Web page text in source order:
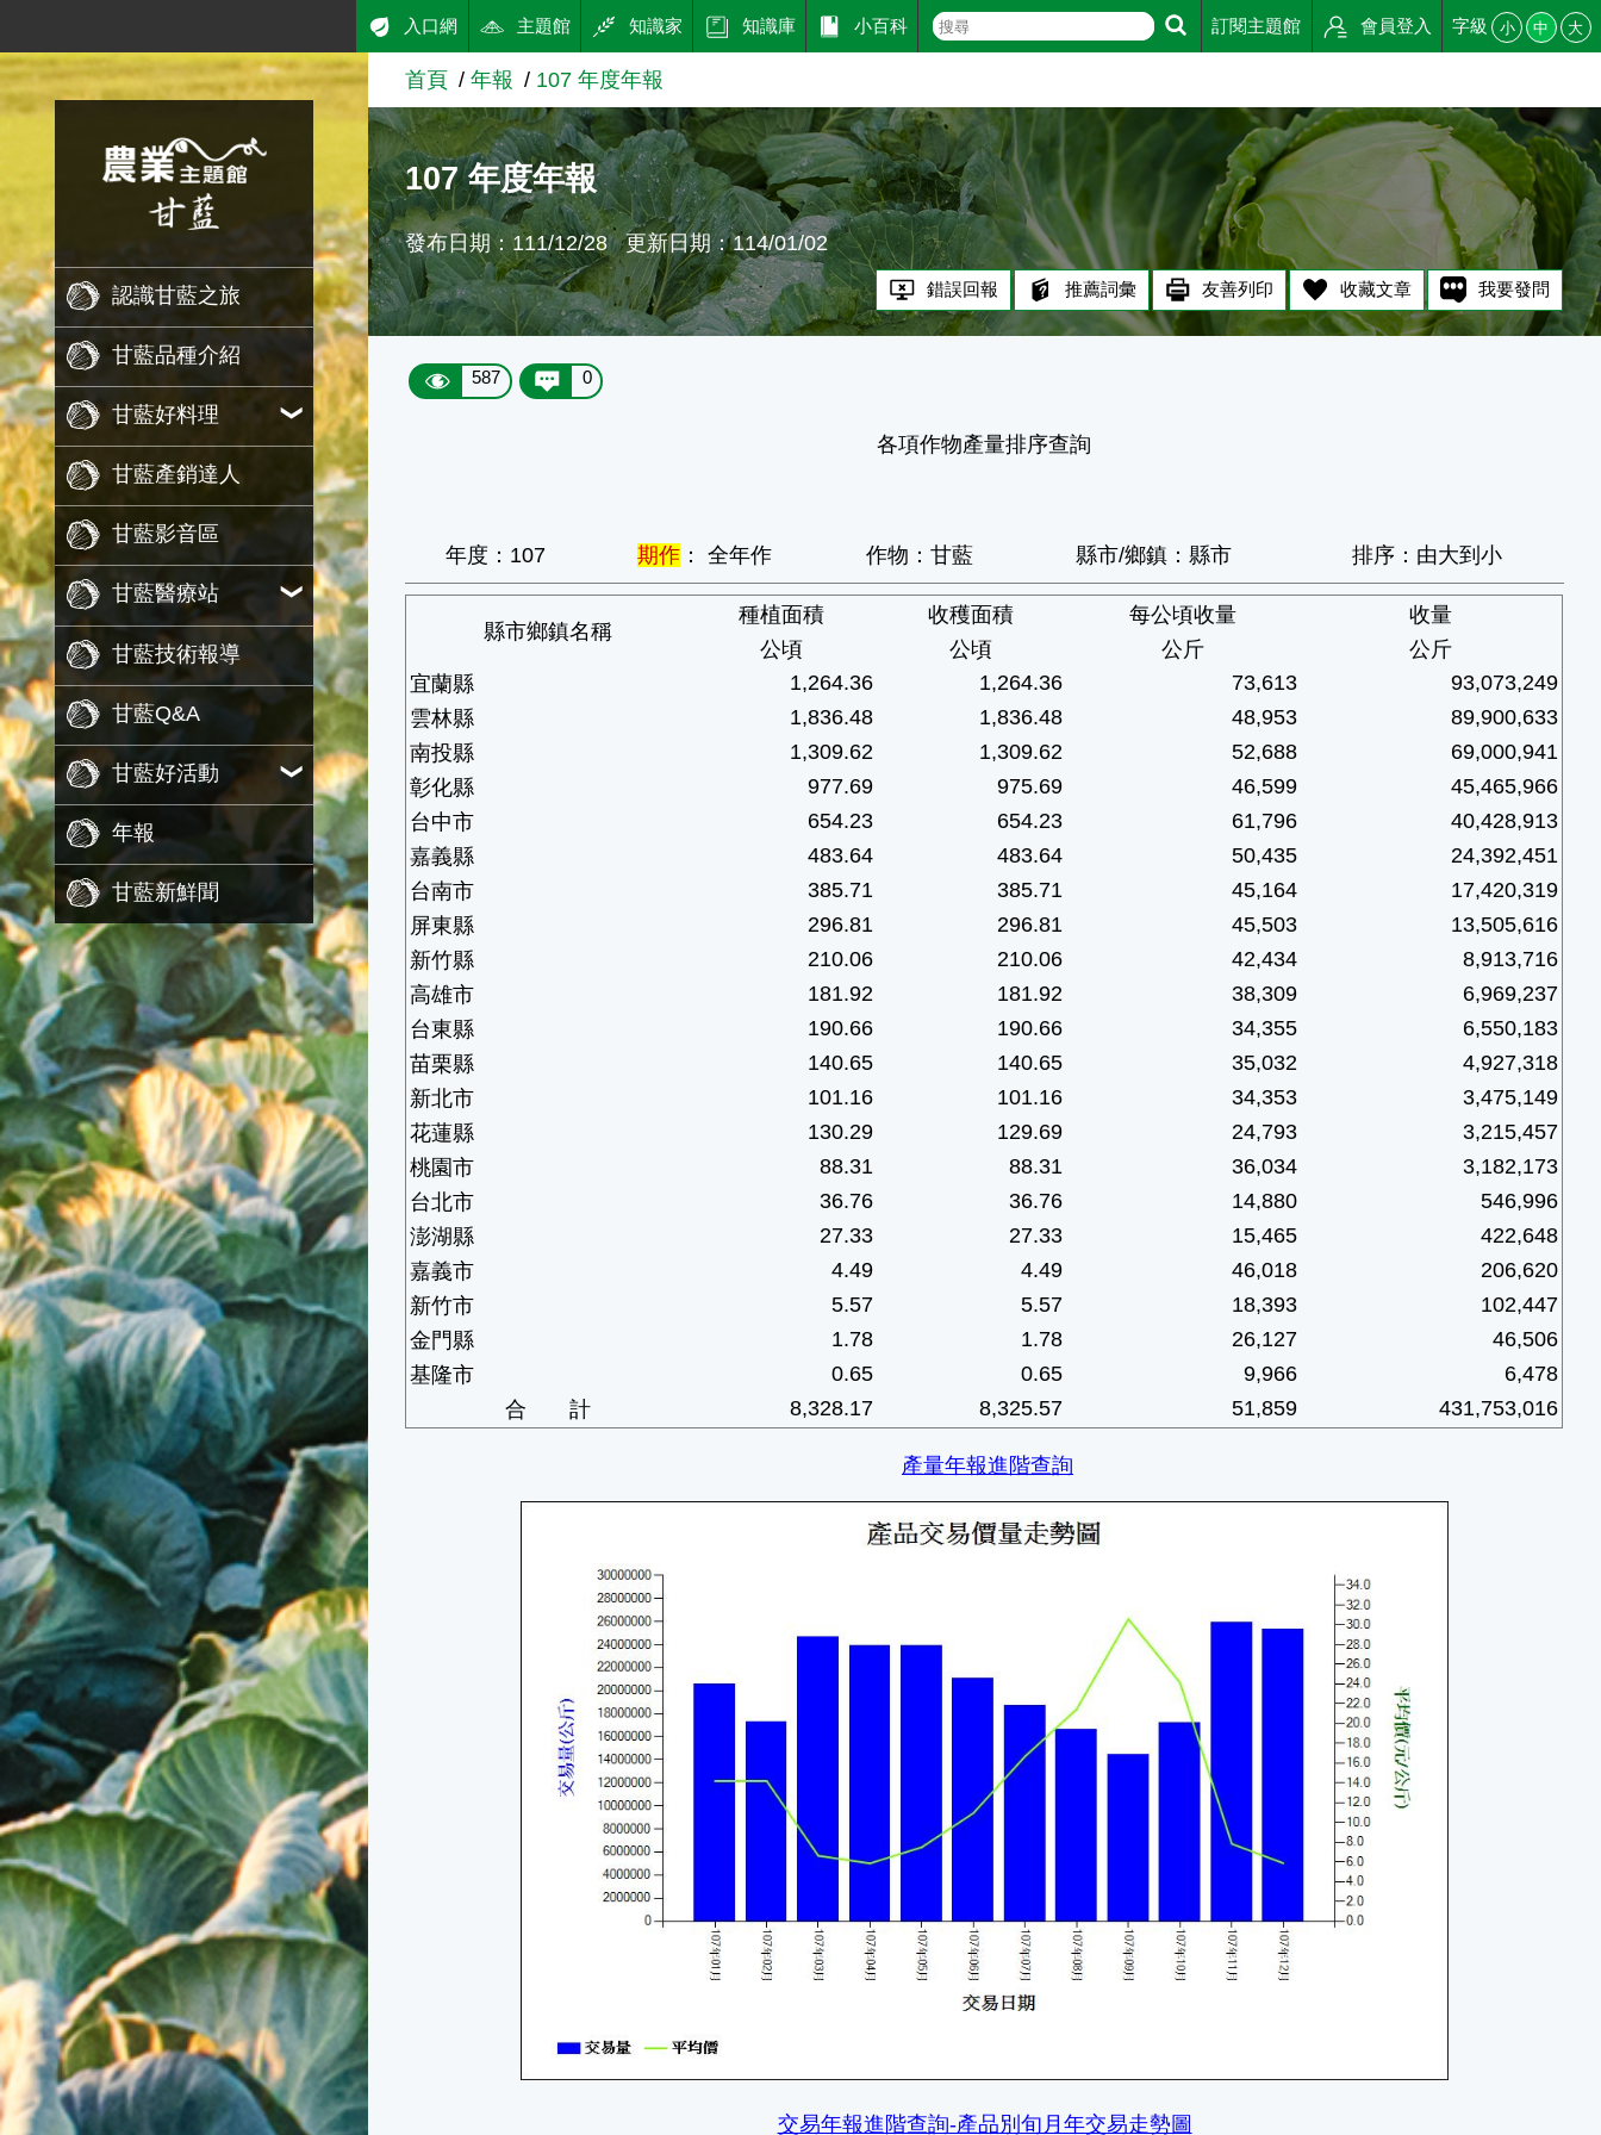
跳到主要內容
農業知識入口網
認識甘藍之旅
甘藍品種介紹
甘藍好料理
甘藍產銷達人
甘藍影音區
甘藍醫療站
甘藍技術報導
甘藍Q&A
甘藍好活動
年報
甘藍新鮮聞
入口網 主題館 知識家 知識庫 小百科 訂閱主題館 會員登入 字級 小 中 大
首頁 年報 107 年度年報
107 年度年報
發布日期：111/12/28 更新日期：114/01/02
錯誤回報 推薦詞彙 友善列印 收藏文章 我要發問
587 0
各項作物產量排序查詢
年度：107 期作 ： 全年作 作物：甘藍 縣市/鄉鎮：縣市 排序：由大到小
縣市鄉鎮名稱
種植面積 收穫面積 每公頃收量
收量
公頃
公頃 公斤
公斤
宜蘭縣
1,264.36 1,264.36 73,613
93,073,249
雲林縣
1,836.48 1,836.48 48,953
89,900,633
南投縣
1,309.62 1,309.62 52,688
69,000,941
彰化縣
977.69 975.69 46,599
45,465,966
台中市
654.23 654.23 61,796
40,428,913
嘉義縣
483.64 483.64 50,435
24,392,451
台南市
385.71 385.71 45,164
17,420,319
屏東縣
296.81 296.81 45,503
13,505,616
新竹縣
210.06 210.06 42,434
8,913,716
高雄市
181.92 181.92 38,309
6,969,237
台東縣
190.66 190.66 34,355
6,550,183
苗栗縣
140.65 140.65 35,032
4,927,318
新北市
101.16 101.16 34,353
3,475,149
花蓮縣
130.29 129.69 24,793
3,215,457
桃園市
88.31 88.31 36,034
3,182,173
台北市
36.76 36.76 14,880
546,996
澎湖縣
27.33 27.33 15,465
422,648
嘉義市
4.49 4.49 46,018
206,620
新竹市
5.57 5.57 18,393
102,447
金門縣
1.78 1.78 26,127
46,506
基隆市
0.65 0.65 9,966
6,478
合 計
8,328.17 8,325.57 51,859 431,753,016
產量年報進階查詢
交易年報進階查詢-產品別旬月年交易走勢圖